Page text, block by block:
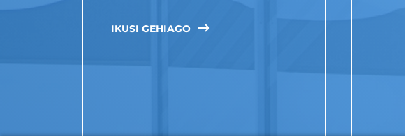
IKUSI GEHIAGO